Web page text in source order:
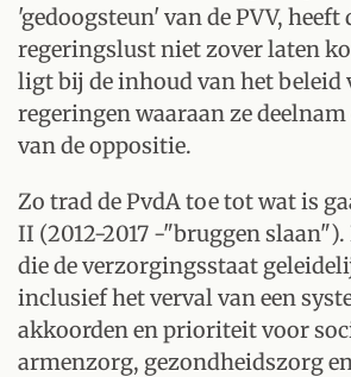
'gedoogsteun' van de PVV, heeft
regeringslust niet zover laten
ligt bij de inhoud van het beleid
regeringen waaraan ze
van de oppositie.
Zo trad de PvdA toe tot wat is
II (2012-2017 -"bruggen slaan").
die de verzorgingsstaat
inclusief het verval van een
akkoorden en prioriteit voor
armenzorg, gezondheidszorg